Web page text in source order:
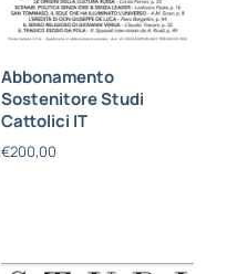
Abbonamento
Sostenitore Studi
Cattolici IT
€200,00